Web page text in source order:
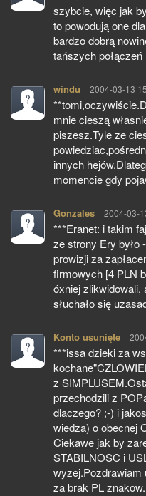
szybcie, więc jak
to powodują one
bardzo dobrą
tańszych połączeń
windu pisze:
2004-03-13
mnie cieszą
piszesz.Tyle ze
innych
momencie gdy
Gonzales pisze:
2004-03-
***Eranet: i takim
ze strony Ery było
prowizji za
firmowych [4 PLN
óxniej zlikwidowali,
słuchało się
Konto usunięte
***issa dzieki za
z
przechodzili z
dlaczego? ;-) i
wiedza) o obecnej
Ciekawe jak by
STABILNOSC i
wyzej.Pozdrawiam
za brak PL